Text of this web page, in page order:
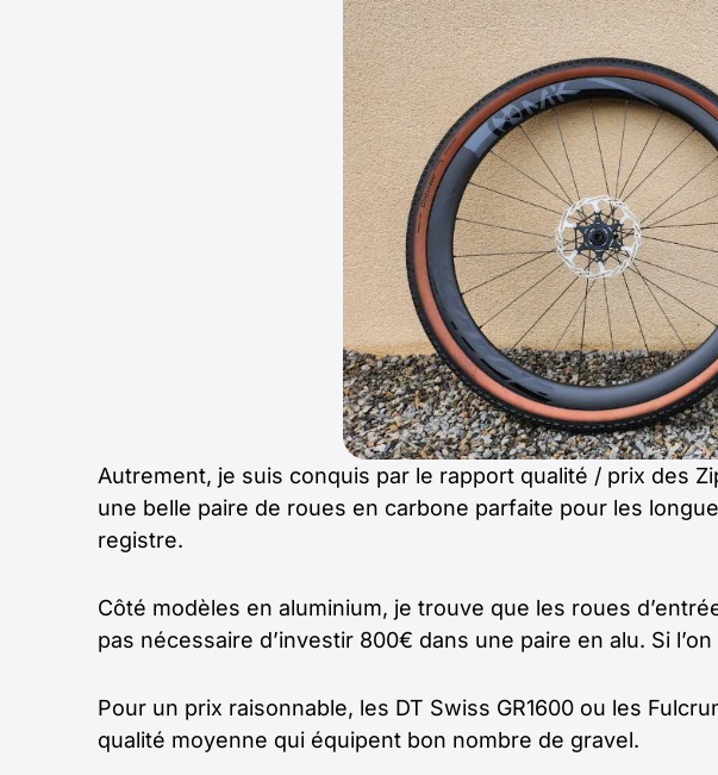
Autrement, je suis conquis par le rapport qualité / prix des
une belle paire de roues en carbone parfaite pour les
registre.
Côté modèles en aluminium, je trouve que les roues
pas nécessaire d’investir 800€ dans une paire en alu. Si
Pour un prix raisonnable, les DT Swiss GR1600 ou les
qualité moyenne qui équipent bon nombre de gravel.